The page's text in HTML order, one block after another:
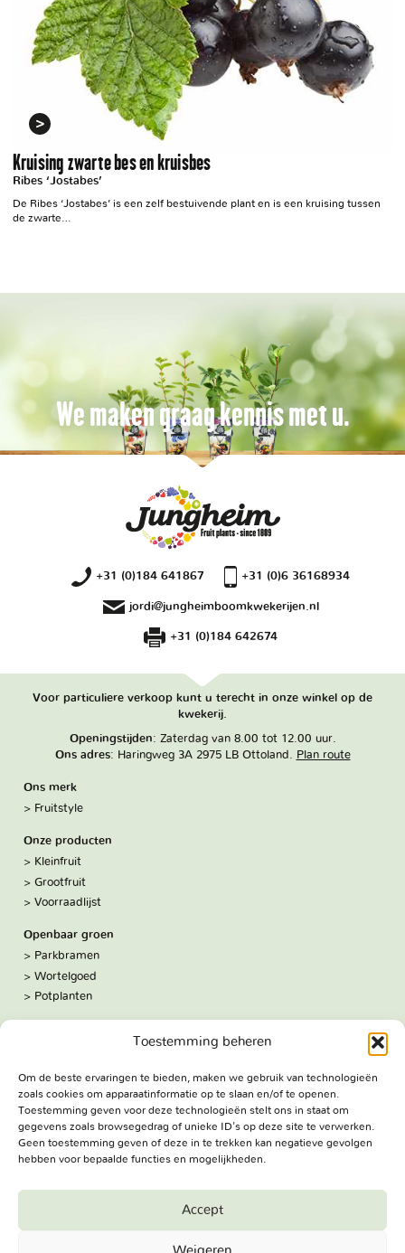
Toestemming beheren
Om de beste ervaringen te bieden, maken we gebruik van technologieën
zoals cookies om apparaatinformatie op te slaan en/of te openen.
Toestemming geven voor deze technologieën stelt ons in staat om
gegevens zoals browsegedrag of unieke ID's op deze site te verwerken.
Geen toestemming geven of deze in te trekken kan negatieve gevolgen
hebben voor bepaalde functies en mogelijkheden.
Accept
Weigeren
Kruising zwarte bes en kruisbes
Ribes ‘Jostabes’
De Ribes ‘Jostabes’ is een zelf bestuivende plant en is een kruising tussen
de zwarte…
We maken graag kennis met u.
+31 (0)184 641867 +31 (0)6 36168934
jordi@jungheimboomkwekerijen.nl
+31 (0)184 642674
Voor particuliere verkoop kunt u terecht in onze winkel op de
kwekerij.
Openingstijden: Zaterdag van 8.00 tot 12.00 uur.
Ons adres: Haringweg 3A 2975 LB Ottoland. Plan route
Ons merk
Fruitstyle
Onze producten
Kleinfruit
Grootfruit
Voorraadlijst
Openbaar groen
Parkbramen
Wortelgoed
Potplanten
Volg ons:
Facebook
Bezoekadres
Haringweg 3A
2975 LB Ottoland